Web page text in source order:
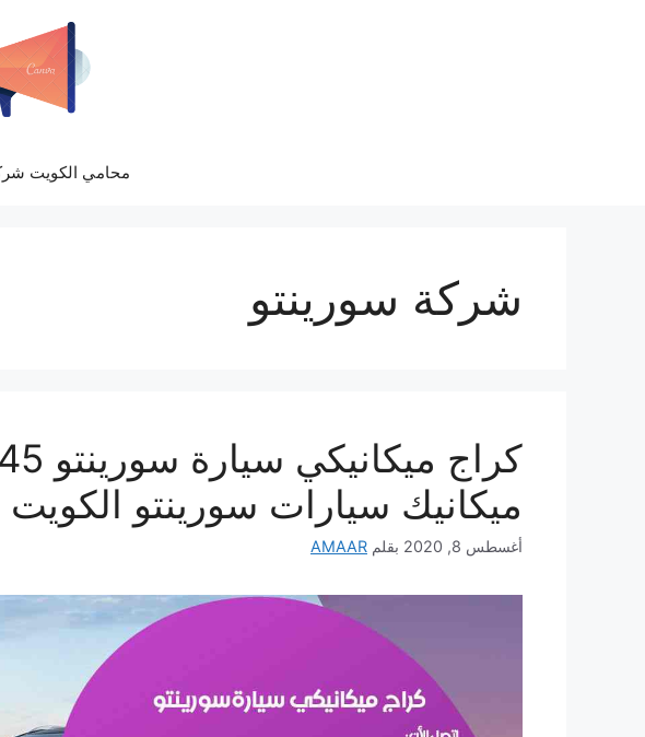
محامي الكويت
شركة سورينتو
ميكانيك سيارات سورينتو الكويت
أغسطس 8, 2020 بقلم AMAAR